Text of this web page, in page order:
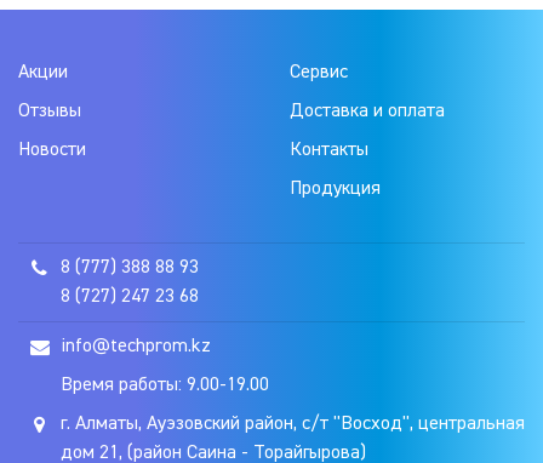
Акции
Отзывы
Новости
Сервис
Доставка и оплата
Контакты
Продукция
8 (777) 388 88 93
8 (727) 247 23 68
info@techprom.kz
Время работы: 9.00-19.00
г. Алматы, Ауэзовский район, с/т "Восход", центральная
дом 21, (район Саина - Торайгырова)